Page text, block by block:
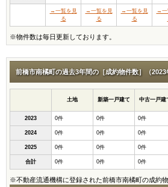
→一覧を見
る
→一覧を見
る
→一覧を見
る
→一
※物件数は毎日更新しております。
前橋市南橘町の過去3年間の［成約物件数］（2023
土地 新築一戸建て 中古一戸建
2023 0件 0件 0件
2024 0件 0件 0件
2025 0件 0件 0件
合計 0件 0件 0件
※不動産流通機構に登録された前橋市南橘町の成約物